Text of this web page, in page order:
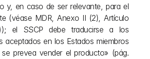
y, en caso de ser relevante, para el
(véase MDR, Anexo II (2), Artículo
el SSCP debe traducirse a los
aceptados en los Estados miembros
prevea vender el producto» (pág.